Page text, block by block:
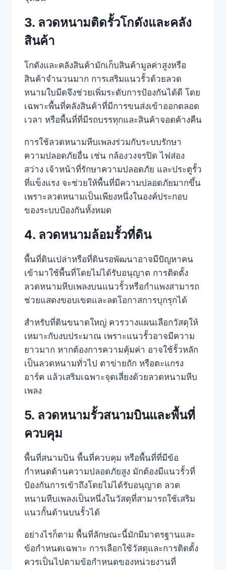
3. ลวดหนามติดรั้วโกดังและคลัง
สินค้า
โกดังและคลังสินค้ามักเก็บสินค้ามูลค่าสูงหรือ
สินค้าจำนวนมาก การเสริมแนวรั้วด้วยลวด
หนามใบมีดจึงช่วยเพิ่มระดับการป้องกันได้ดี โดย
เฉพาะพื้นที่คลังสินค้าที่มีการขนส่งเข้าออกตลอด
เวลา หรือพื้นที่ที่มีรถบรรทุกและสินค้าจอดค้างคืน
การใช้ลวดหนามหีบเพลงร่วมกับระบบรักษา
ความปลอดภัยอื่น เช่น กล้องวงจรปิด ไฟส่อง
สว่าง เจ้าหน้าที่รักษาความปลอดภัย และประตูรั้ว
ที่แข็งแรง จะช่วยให้พื้นที่มีความปลอดภัยมากขึ้น
เพราะลวดหนามเป็นเพียงหนึ่งในองค์ประกอบ
ของระบบป้องกันทั้งหมด
4. ลวดหนามล้อมรั้วที่ดิน
พื้นที่ดินเปล่าหรือที่ดินรอพัฒนาอาจมีปัญหาคน
เข้ามาใช้พื้นที่โดยไม่ได้รับอนุญาต การติดตั้ง
ลวดหนามหีบเพลงบนแนวรั้วหรือกำแพงสามารถ
ช่วยแสดงขอบเขตและลดโอกาสการบุกรุกได้
สำหรับที่ดินขนาดใหญ่ ควรวางแผนเลือกวัสดุให้
เหมาะกับงบประมาณ เพราะแนวรั้วอาจมีความ
ยาวมาก หากต้องการความคุ้มค่า อาจใช้รั้วหลัก
เป็นลวดหนามทั่วไป ตาข่ายถัก หรือตะแกรง
อาร์ค แล้วเสริมเฉพาะจุดเสี่ยงด้วยลวดหนามหีบ
เพลง
5. ลวดหนามรั้วสนามบินและพื้นที่
ควบคุม
พื้นที่สนามบิน พื้นที่ควบคุม หรือพื้นที่ที่มีข้อ
กำหนดด้านความปลอดภัยสูง มักต้องมีแนวรั้วที่
ป้องกันการเข้าถึงโดยไม่ได้รับอนุญาต ลวด
หนามหีบเพลงเป็นหนึ่งในวัสดุที่สามารถใช้เสริม
แนวกั้นด้านบนรั้วได้
อย่างไรก็ตาม พื้นที่ลักษณะนี้มักมีมาตรฐานและ
ข้อกำหนดเฉพาะ การเลือกใช้วัสดุและการติดตั้ง
ควรเป็นไปตามข้อกำหนดของหน่วยงานที่